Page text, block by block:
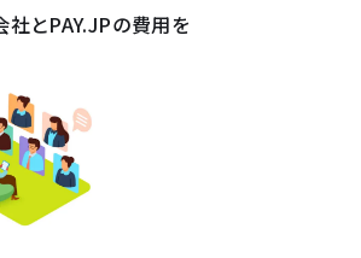
とPAY.JPの費用を